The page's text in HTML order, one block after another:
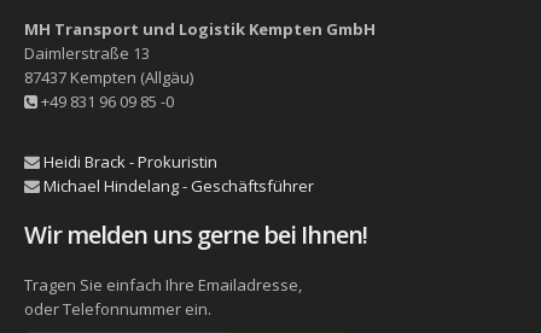
MH Transport und Logistik Kempten GmbH
Daimlerstraße 13
87437 Kempten (Allgäu)
+49 831 96 09 85 -0
Heidi Brack - Prokuristin
Michael Hindelang - Geschäftsführer
Wir melden uns gerne bei Ihnen!
Tragen Sie einfach Ihre Emailadresse,
oder Telefonnummer ein.